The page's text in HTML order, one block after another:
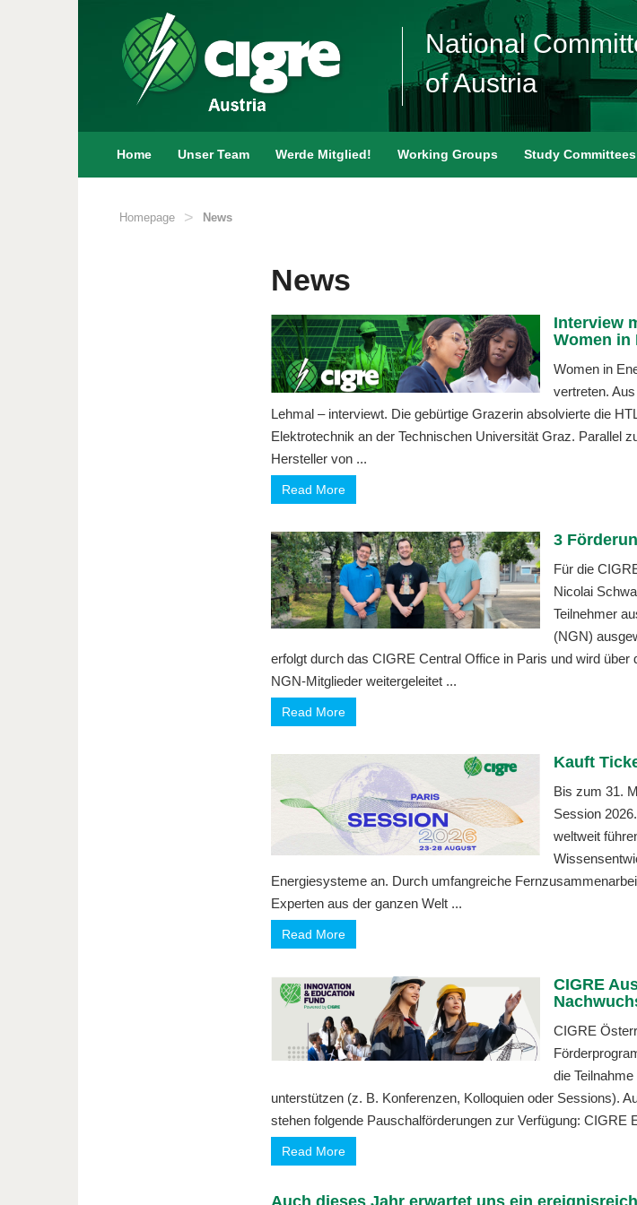
National
of Austria
Home Unser Team Werde Mitglied! Working Groups Study Committees
Homepage > News
News
Interview
Women in
Women in
vertreten.
Lehmal – interviewt. Die gebürtige Grazerin absolvierte die
Elektrotechnik an der Technischen Universität Graz. Parallel
Hersteller von ...
Read More
3
Für die
Nicolai
Teilnehmer
(NGN)
erfolgt durch das CIGRE Central Office in Paris und wird
NGN-Mitglieder weitergeleitet ...
Read More
Kauft
Bis zum 31.
Session
weltweit
Energiesysteme an. Durch umfangreiche
Experten aus der ganzen Welt ...
Read More
CIGRE
CIGRE
die
unterstützen (z. B. Konferenzen, Kolloquien oder Sessions).
stehen folgende Pauschalförderungen zur Verfügung:
Read More
Auch dieses Jahr erwartet uns ein